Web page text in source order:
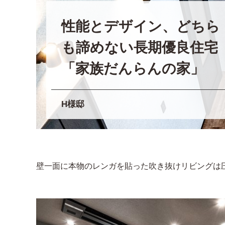
性能とデザイン、どちら
も諦めない長期優良住宅
「家族だんらんの家」
H様邸
壁一面に本物のレンガを貼った吹き抜けリビングは